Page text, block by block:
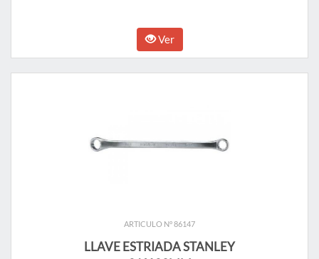
Ver
ARTICULO N° 86147
LLAVE ESTRIADA STANLEY